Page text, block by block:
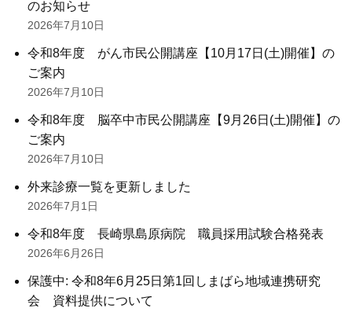
のお知らせ
2026年7月10日
令和8年度 がん市民公開講座【10月17日(土)開催】の
ご案内
2026年7月10日
令和8年度 脳卒中市民公開講座【9月26日(土)開催】の
ご案内
2026年7月10日
外来診療一覧を更新しました
2026年7月1日
令和8年度 長崎県島原病院 職員採用試験合格発表
2026年6月26日
保護中: 令和8年6月25日第1回しまばら地域連携研究
会 資料提供について